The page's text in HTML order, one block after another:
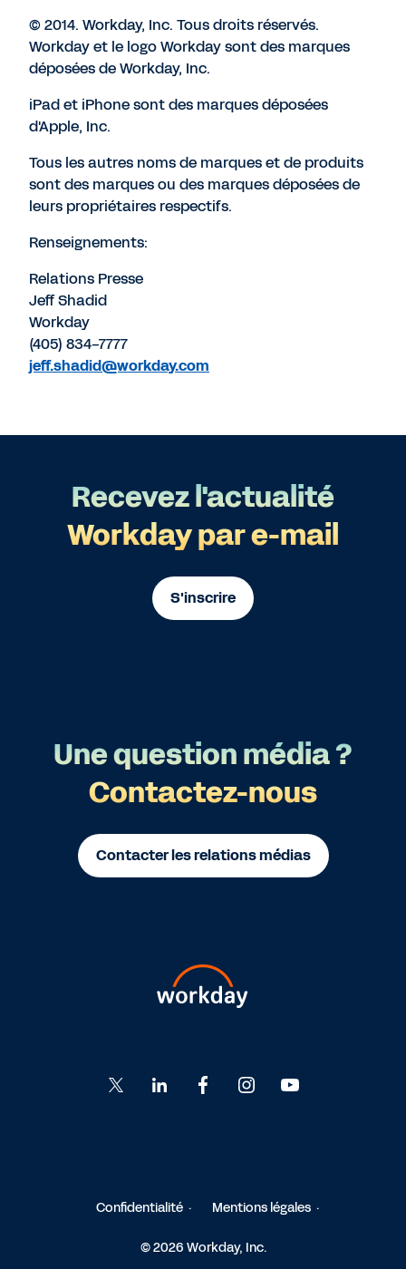
© 2014. Workday, Inc. Tous droits réservés.
Workday et le logo Workday sont des marques
déposées de Workday, Inc.
iPad et iPhone sont des marques déposées
d'Apple, Inc.
Tous les autres noms de marques et de produits
sont des marques ou des marques déposées de
leurs propriétaires respectifs.
Renseignements:
Relations Presse
Jeff Shadid
Workday
(405) 834-7777
jeff.shadid@workday.com
Recevez l'actualité
Workday par e-mail
S'inscrire
Une question média ?
Contactez-nous
Contacter les relations médias
Go
to
to
Go
to
Go
to
to
Confidentialité Mentions légales
© 2026 Workday, Inc.